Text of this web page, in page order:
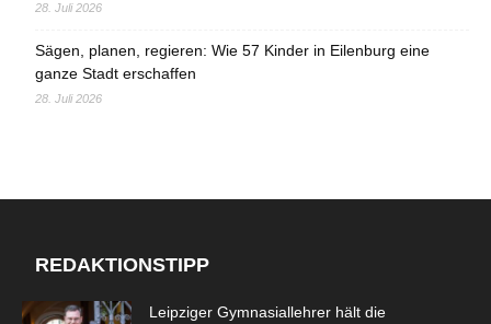
28. Juli 2026
Sägen, planen, regieren: Wie 57 Kinder in Eilenburg eine
ganze Stadt erschaffen
28. Juli 2026
REDAKTIONSTIPP
Leipziger Gymnasiallehrer hält die